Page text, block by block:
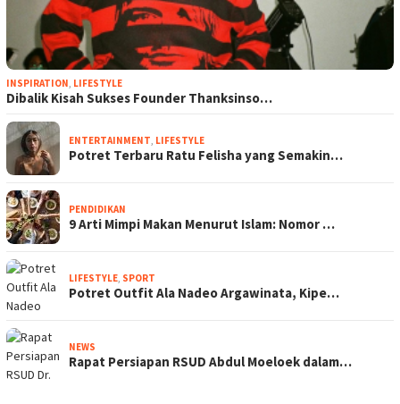
INSPIRATION LIFESTYLE
Dibalik Kisah Sukses Founder Thanksinso…
ENTERTAINMENT LIFESTYLE
Potret Terbaru Ratu Felisha yang Semakin…
PENDIDIKAN
9 Arti Mimpi Makan Menurut Islam: Nomor …
LIFESTYLE SPORT
Potret Outfit Ala Nadeo Argawinata, Kipe…
NEWS
Rapat Persiapan RSUD Abdul Moeloek dalam…